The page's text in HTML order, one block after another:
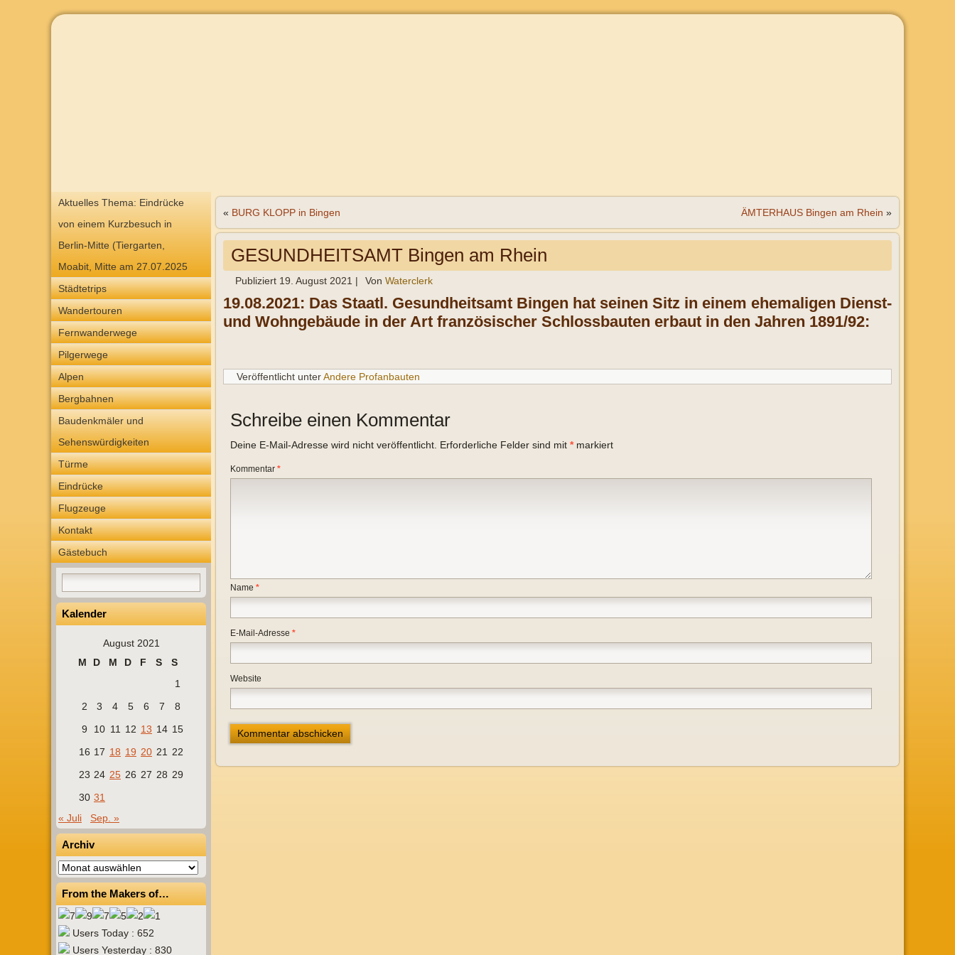
Aktuelles Thema: Eindrücke
von einem Kurzbesuch in
Berlin-Mitte (Tiergarten,
Moabit, Mitte am 27.07.2025
Städtetrips
Wandertouren
Fernwanderwege
Pilgerwege
Alpen
Bergbahnen
Baudenkmäler und
Sehenswürdigkeiten
Türme
Eindrücke
Flugzeuge
Kontakt
Gästebuch
Kalender
August 2021
M
D M D F S
S
1
2
3 4 5 6 7
8
9
10 11 12 13 14 15
16 17 18 19 20 21
22
23 24 25 26 27 28 29
30 31
« Juli
Sep. »
Archiv
Archiv
From the Makers of…
Users Today : 652
Users Yesterday : 830
« BURG KLOPP in Bingen ÄMTERHAUS Bingen am Rhein »
GESUNDHEITSAMT Bingen am Rhein
Publiziert 19. August 2021 | Von Waterclerk
19.08.2021: Das Staatl. Gesundheitsamt Bingen hat seinen Sitz in einem ehemaligen Dienst-
und Wohngebäude in der Art französischer Schlossbauten erbaut in den Jahren 1891/92:
Veröffentlicht unterAndere Profanbauten
Schreibe einen Kommentar
Deine E-Mail-Adresse wird nicht veröffentlicht. Erforderliche Felder sind mit *markiert
Kommentar *
Name *
E-Mail-Adresse *
Website